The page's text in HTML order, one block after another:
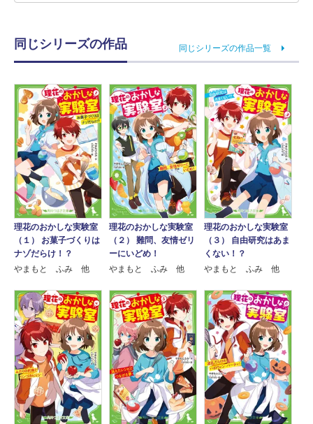
同じシリーズの作品 同じシリーズの作品一覧
理花のおかしな実験室
（１） お菓子づくりは
ナゾだらけ！？
やまもと ふみ 他
理花のおかしな実験室
（２） 難問、友情ゼリ
ーにいどめ！
やまもと ふみ 他
理花のおかしな実験室
（３） 自由研究はあま
くない！？
やまもと ふみ 他